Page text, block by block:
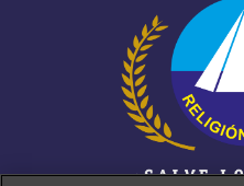
pacificación de los corazones
14:27), por la propagación de
15:1 al 10) y por la
cada individuo (Evangelio,